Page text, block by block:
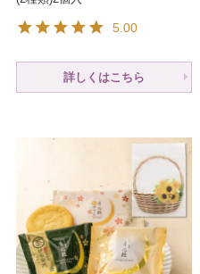
5.00
詳しくはこちら